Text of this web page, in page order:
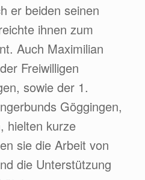
er beiden seinen
ihnen zum
Auch Maximilian
Freiwilligen
sowie der 1.
Göggingen,
hielten kurze
sie die Arbeit von
die Unterstützung